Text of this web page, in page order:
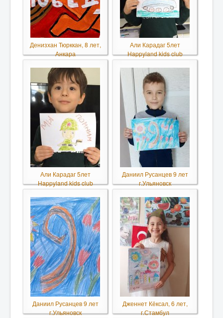
Денизхан Тюрккан, 8 лет,
Анкара
Али Карадаг 5лет
Happyland kids club
Али Карадаг 5лет
Happyland kids club
Даниил Русанцев 9 лет
г.Ульяновск
Даниил Русанцев 9 лет
г.Ульяновск
Дженнет Кёксал, 6 лет,
г.Стамбул